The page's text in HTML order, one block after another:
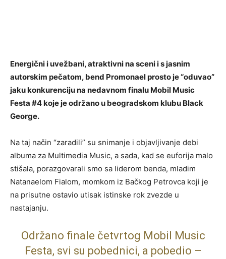
Energični i uvežbani, atraktivni na sceni i s jasnim
autorskim pečatom, bend Promonael prosto je “oduvao”
jaku konkurenciju na nedavnom finalu Mobil Music
Festa #4 koje je održano u beogradskom klubu Black
George.
Na taj način “zaradili” su snimanje i objavljivanje debi
albuma za Multimedia Music, a sada, kad se euforija malo
stišala, porazgovarali smo sa liderom benda, mladim
Natanaelom Fialom, momkom iz Bačkog Petrovca koji je
na prisutne ostavio utisak istinske rok zvezde u
nastajanju.
Održano finale četvrtog Mobil Music
Festa, svi su pobednici, a pobedio –